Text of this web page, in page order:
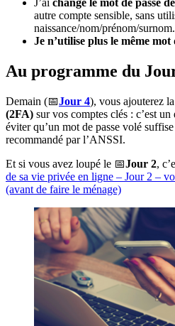
J’ai changé le mot de passe
autre compte sensible, sans
naissance/nom/prénom/surnom.
Je n’utilise plus le même
Au programme du
Demain (📅Jour 4), vous ajouterez la
(2FA) sur vos comptes clés : c’est
éviter qu’un mot de passe volé
recommandé par l’ANSSI.
Et si vous avez loupé le 📅Jour 2,
de sa vie privée en ligne – Jour 2 –
(avant de faire le ménage)